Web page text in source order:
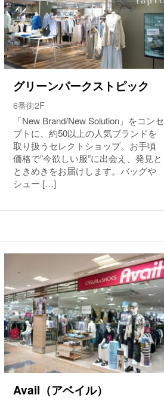
グリーンパークストピック
6番街2F
「New Brand/New Solution」をコンセ
プトに、約50以上の人気ブランドを
取り扱うセレクトショップ。お手頃
価格で”今欲しい服”に出会え、発見と
ときめきをお届けします。バッグや
シュー […]
Avail（アベイル）